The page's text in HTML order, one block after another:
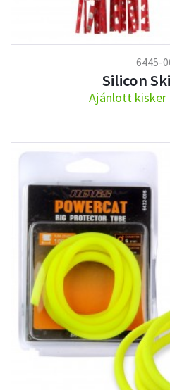
6445-
Silicon
Ajánlott kisker